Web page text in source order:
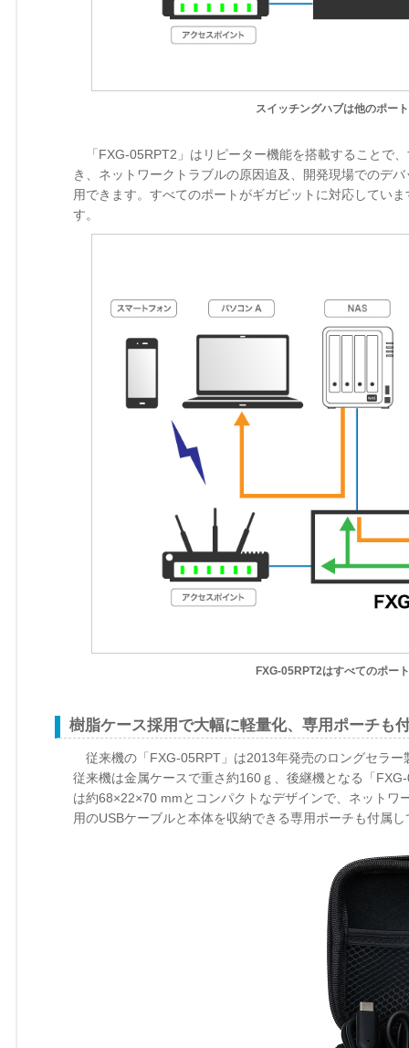
スイッチングハブは他のポー
「FXG-05RPT2」はリピーター機能を搭載することで
き、ネットワークトラブルの原因追及、開発現場でのデ
用できます。すべてのポートがギガビットに対応してい
す。
FXG-05RPT2はすべてのポー
樹脂ケース採用で大幅に軽量化、専用ポーチも
従来機の「FXG-05RPT」は2013年発売のロングセラー
従来機は金属ケースで重さ約160ｇ、後継機となる「
は約68×22×70 mmとコンパクトなデザインで、ネット
用のUSBケーブルと本体を収納できる専用ポーチも付属